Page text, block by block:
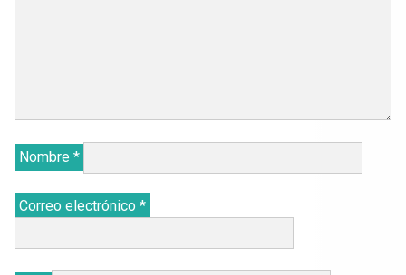
Nombre *
Correo electrónico *